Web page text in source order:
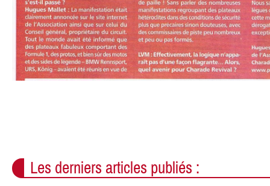
Les derniers articles publiés :